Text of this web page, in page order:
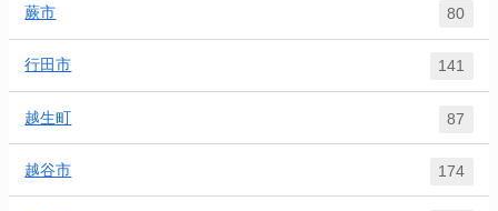
蕨市 80
行田市 141
越生町 87
越谷市 174